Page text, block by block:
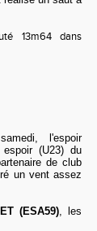
13m64 dans
l'espoir
espoir (U23) du
de club
un vent assez
(ESA59), les